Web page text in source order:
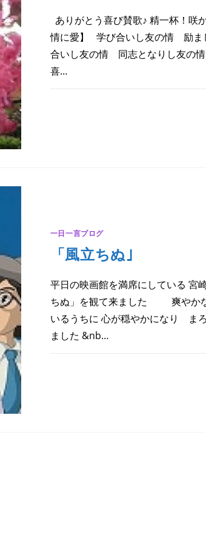
ありがとう喜び賛歌♪ 精一杯！咲
情に愛】 学び合いし友の情 励ま
合いし友の情 同志となりし友の
喜…
一日一言ブログ
「風立ちぬ｣
平日の映画館を満席にしている 宮
ちぬ」を観て来ました 爽やかな
いるうちに 心が穏やかになり ま
ました &nb…